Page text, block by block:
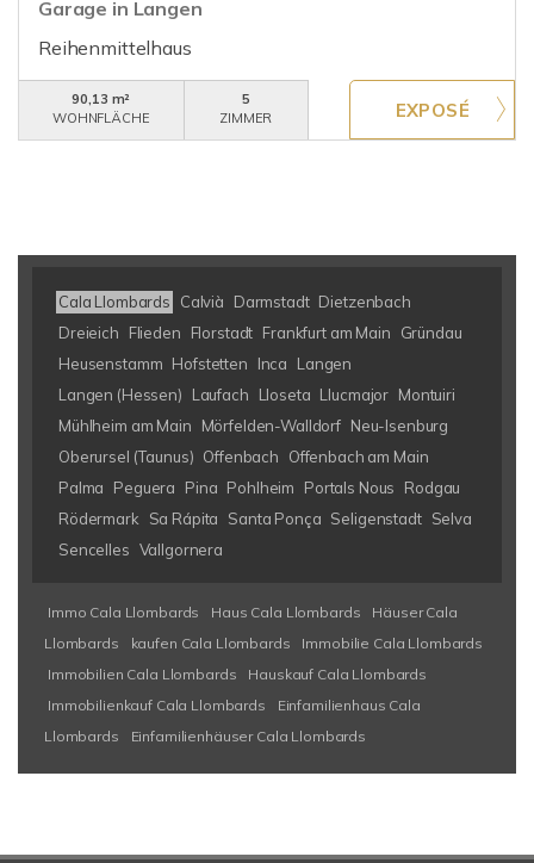
Garage in Langen
Reihenmittelhaus
90,13 m²
WOHNFLÄCHE
5
ZIMMER
Cala Llombards Calvià Darmstadt Dietzenbach
Dreieich
Flieden Florstadt Frankfurt am Main
Gründau
Heusenstamm Hofstetten Inca
Langen
Langen (Hessen)
Laufach Lloseta Llucmajor Montuiri
Mühlheim am Main
Mörfelden-Walldorf Neu-Isenburg
Oberursel (Taunus) Offenbach
Offenbach am Main
Palma
Peguera Pina Pohlheim Portals Nous
Rodgau
Rödermark
Sa Rápita Santa Ponça Seligenstadt Selva
Sencelles Vallgornera
Immo Cala Llombards Haus Cala Llombards
Häuser Cala
Llombards
kaufen Cala Llombards
Immobilie Cala Llombards
Immobilien Cala Llombards
Hauskauf Cala Llombards
Immobilienkauf Cala Llombards
Einfamilienhaus Cala
Llombards
Einfamilienhäuser Cala Llombards